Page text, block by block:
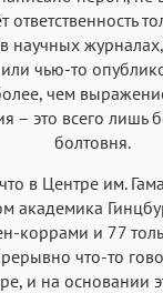
ответственность
научных
чью-то
чем
– это всего лишь
болтовня.
в Центре им.
академика
коррами и 77
что-то
и на основании